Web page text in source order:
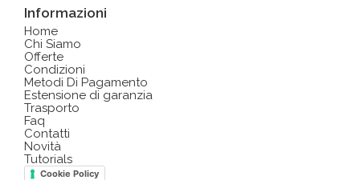
Informazioni
Home
Chi Siamo
Offerte
Condizioni
Metodi Di Pagamento
Estensione di garanzia
Trasporto
Faq
Contatti
Novità
Tutorials
Cookie Policy